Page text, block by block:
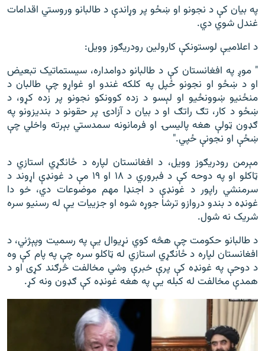
په بیان کې د نجونو او ښځو پر وړاندې د طالبانو وروستي اقدامات
غندل شوي دي.
د اعلامیې لوستونکې کارولین رودریګوز وویل:
" موږ په افغانستان کې د طالبانو دوامداره، سیستماتیک تبعیض
او د ښځو او نجونو ځپل په کلکه غندو او غواړو چې طالبان د
منځنیو ښوونځیو او لېسو د زده کوونکو نجونو پر زده کړو، د
ښځو د کار، تګ راتګ او د بیان د آزادۍ پر حقونو د بندیزونو په
ګډون ټولې هغه پالیسۍ او فرمانونه سمدستي بېرته واخلي چې
ښځې او نجونې ځپي."
مېرمن رودریګوز وویل، د افغانستان لپاره د ځانګړي استازي د
ټاکلو او په دوحه کې د فبروري د ۱۸ او ۱۹ مې د غونډې اړوند د
سرمنشي راپور د غونډې د اجنډا مهم موضوعات دي، خو دا
غونډه د بندو دروازو ترشا جوړه شوه او جزییات یې له رسنیو سره
شریک نه شول.
د طالبانو حکومت چې هڅه کوي نړیوال یې په رسمیت وپېژني، د
افغانستان لپاره د ځانګړي استازي له ټاکلو سره چې په پام کې وه
د دوحې په غونډه کې پرې خبرې وشي مخالفت څرګند کړی او د
همدې مخالفت له کبله یې په هغه غونډه کې ګډون ونه کړ.